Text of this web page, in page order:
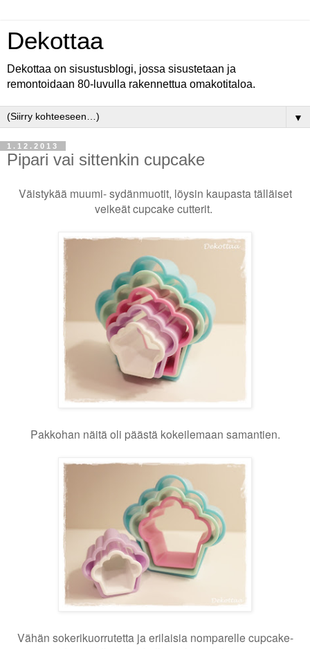
Dekottaa
Dekottaa on sisustusblogi, jossa sisustetaan ja
remontoidaan 80-luvulla rakennettua omakotitaloa.
▼
1.12.2013
Pipari vai sittenkin cupcake
Väistykää muumi- sydänmuotit, löysin kaupasta tälläiset
veikeät cupcake cutterit.
Pakkohan näitä oli päästä kokeilemaan samantien.
Vähän sokerikuorrutetta ja erilaisia nomparelle cupcake-